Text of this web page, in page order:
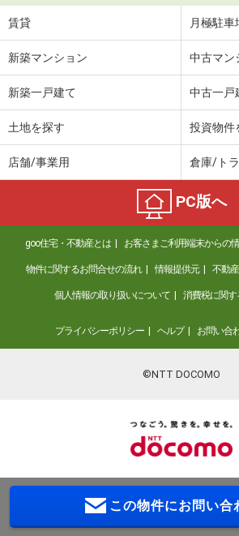
賃貸 月極駐車
新築マンション 中古マン
新築一戸建て 中古一戸
土地を探す 投資物件
店舗/事業用 倉庫/ト
PC版へ
goo住宅・不動産とは お客さまご利用端末からの
物件に関するお問合せの流れ 情報提供元 不動
個人情報の取り扱いについて 消費税に関
プライバシーポリシー ヘルプ お問い合
©NTT DOCOMO
この物件にお問い合